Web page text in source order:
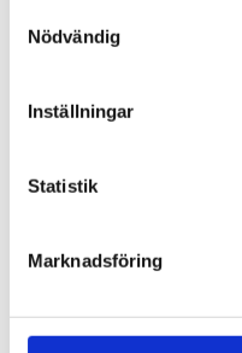
Nödvändig
Inställningar
Statistik
Marknadsföring
Omdömen